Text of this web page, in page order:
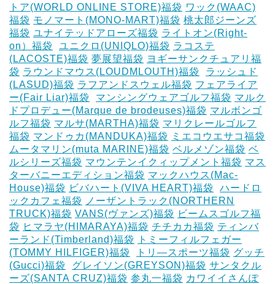
トア(WORLD ONLINE STORE)福袋 ワック(WAAC)
福袋 モノマート(MONO-MART)福袋 桃太郎ジーンズ
福袋 ユナイテッドアローズ福袋 ライトオン(Right-
on）福袋
ユニクロ(UNIQLO)福袋 ラコステ
(LACOSTE)福袋 夢展望福袋 ヨギーサンクチュアリ福
袋 ラウンドマウス(LOUDMLOUTH)福袋
ラッシュド
(LASUD)福袋 ラフアンドスウェル福袋 フェアライア
ー(Fair Liar)福袋
マンシングウェアゴルフ福袋 マルク
ドプロデュー(Marque de brodeuses)福袋 マルボンゴ
ルフ福袋 マルサ(MARTHA)福袋 マリクレールゴルフ
福袋 マンドゥカ(MANDUKA)福袋
ミエコウエサコ福袋
ムータマリン(muta MARINE)福袋 ベルメゾン福袋 ベ
ルシリーズ福袋 マウンテンイクィップメント福袋 マス
ターバニーエディション福袋 マックハウス(Mac-
House)福袋 ビバハート(VIVA HEART)福袋
ハードロ
ックカフェ福袋
ノーザントラック(NORTHERN
TRUCK)福袋 VANS(ヴァンズ)福袋 ビームスゴルフ福
袋 ヒマラヤ(HIMARAYA)福袋 チチカカ福袋 ティンバ
ーランド(Timberland)福袋
トミーフィルフェガー
(TOMMY HILFIGER)福袋
トリ―スポーツ福袋 グッチ
(Gucci)福袋
グレイソン(GREYSON)福袋 サンタクル
ーズ(SANTA CRUZ)福袋 参丸一福袋 カワイイさんぽ